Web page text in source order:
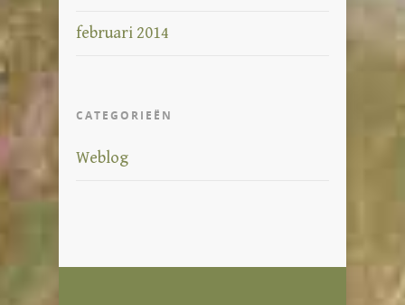
februari 2014
CATEGORIEËN
Weblog